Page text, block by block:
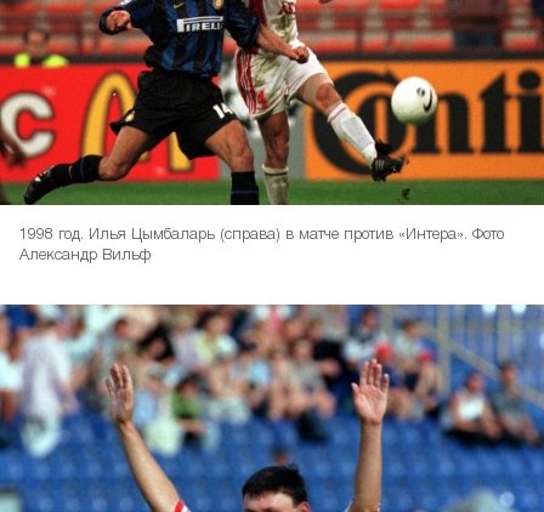
1998 год. Илья Цымбаларь (справа) в матче против «Интера». Фото
Александр Вильф